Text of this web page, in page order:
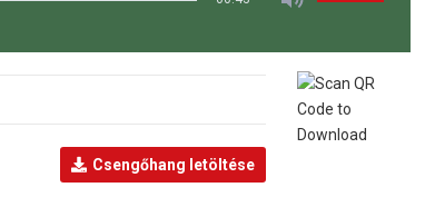
Csengőhang letöltése